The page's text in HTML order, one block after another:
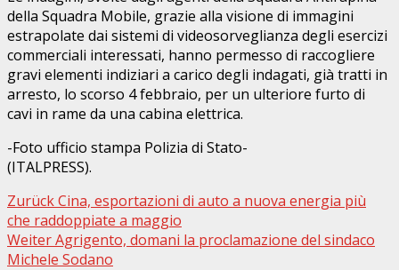
della Squadra Mobile, grazie alla visione di immagini
estrapolate dai sistemi di videosorveglianza degli esercizi
commerciali interessati, hanno permesso di raccogliere
gravi elementi indiziari a carico degli indagati, già tratti in
arresto, lo scorso 4 febbraio, per un ulteriore furto di
cavi in rame da una cabina elettrica.
-Foto ufficio stampa Polizia di Stato-
(ITALPRESS).
Beitragsnavigation
ZurückCina, esportazioni di auto a nuova energia più
che raddoppiate a maggio
WeiterAgrigento, domani la proclamazione del sindaco
Michele Sodano